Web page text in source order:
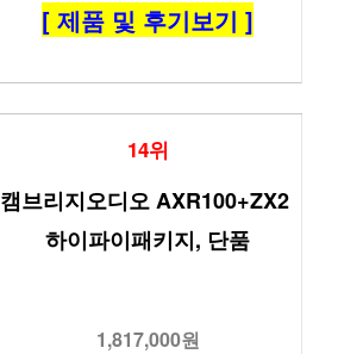
[ 제품 및 후기보기 ]
14위
캠브리지오디오 AXR100+ZX2
하이파이패키지, 단품
1,817,000원